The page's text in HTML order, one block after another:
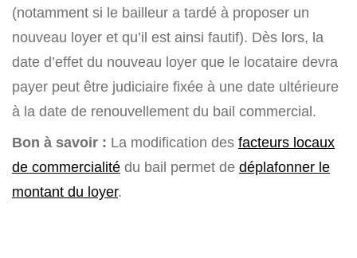
(notamment si le bailleur a tardé à proposer un
nouveau loyer et qu’il est ainsi fautif). Dès lors, la
date d’effet du nouveau loyer que le locataire devra
payer peut être judiciaire fixée à une date ultérieure
à la date de renouvellement du bail commercial.
Bon à savoir : La modification des facteurs locaux
de commercialité du bail permet de déplafonner le
montant du loyer.